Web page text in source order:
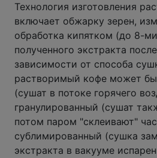
Технология изготовления
включает обжарку зерен,
обработка кипятком (до 8-
полученного экстракта
зависимости от способа
растворимый кофе может
(сушат в потоке горячего
гранулированный (сушат
потом паром "склеивают"
сублимированный (сушка
экстракта в вакууме